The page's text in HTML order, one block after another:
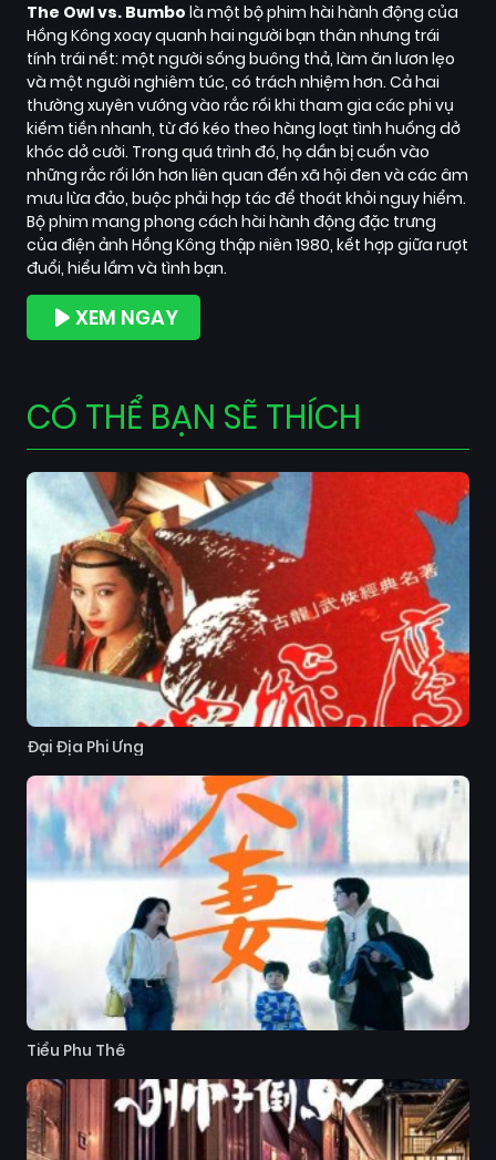
The Owl vs. Bumbo là một bộ phim hài hành động của
Hồng Kông xoay quanh hai người bạn thân nhưng trái
tính trái nết: một người sống buông thả, làm ăn lươn lẹo
và một người nghiêm túc, có trách nhiệm hơn. Cả hai
thường xuyên vướng vào rắc rối khi tham gia các phi vụ
kiếm tiền nhanh, từ đó kéo theo hàng loạt tình huống dở
khóc dở cười. Trong quá trình đó, họ dần bị cuốn vào
những rắc rối lớn hơn liên quan đến xã hội đen và các âm
mưu lừa đảo, buộc phải hợp tác để thoát khỏi nguy hiểm.
Bộ phim mang phong cách hài hành động đặc trưng
của điện ảnh Hồng Kông thập niên 1980, kết hợp giữa rượt
đuổi, hiểu lầm và tình bạn.
XEM NGAY
CÓ THỂ BẠN SẼ THÍCH
Đại Địa Phi Ưng
Tiểu Phu Thê